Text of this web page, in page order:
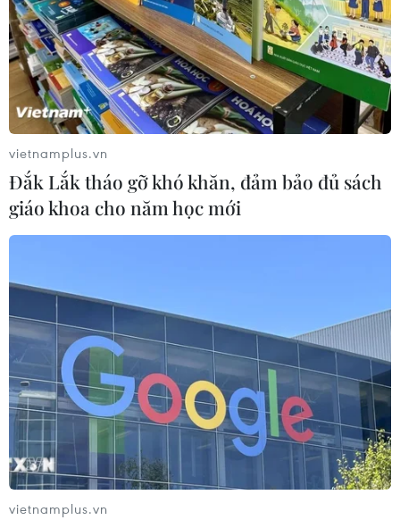
TIN CÙNG CHUYÊN MỤC
Quân đội Hàn Quốc thông báo Triều
vietnamplus.vn
Đắk Lắk tháo gỡ khó khăn, đảm bảo đủ sách
giáo khoa cho năm học mới
vietnamplus.vn